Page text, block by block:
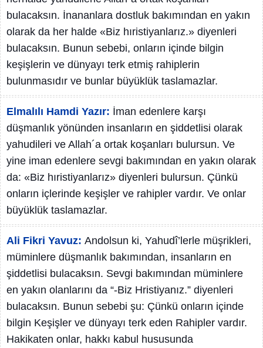
bulacaksın. İnananlara dostluk bakımından en yakın
olarak da her halde «Biz hıristiyanlarız.» diyenleri
bulacaksın. Bunun sebebi, onların içinde bilgin
keşişlerin ve dünyayı terk etmiş rahiplerin
bulunmasıdır ve bunlar büyüklük taslamazlar.
Elmalılı Hamdi Yazır: İman edenlere karşı
düşmanlık yönünden insanların en şiddetlisi olarak
yahudileri ve Allah´a ortak koşanları bulursun. Ve
yine iman edenlere sevgi bakımından en yakın olarak
da: «Biz hıristiyanlarız» diyenleri bulursun. Çünkü
onların içlerinde keşişler ve rahipler vardır. Ve onlar
büyüklük taslamazlar.
Ali Fikri Yavuz: Andolsun ki, Yahudî’lerle müşrikleri,
müminlere düşmanlık bakımından, insanların en
şiddetlisi bulacaksın. Sevgi bakımından müminlere
en yakın olanlarını da “-Biz Hristiyanız.” diyenleri
bulacaksın. Bunun sebebi şu: Çünkü onların içinde
bilgin Keşişler ve dünyayı terk eden Rahipler vardır.
Hakikaten onlar, hakkı kabul hususunda